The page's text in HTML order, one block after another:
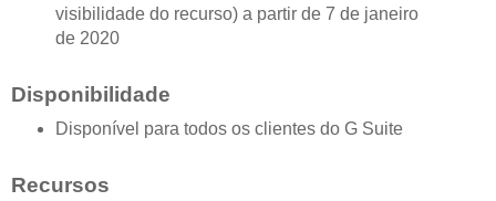
visibilidade do recurso) a partir de 7 de janeiro
de 2020
Disponibilidade
Disponível para todos os clientes do G Suite
Recursos